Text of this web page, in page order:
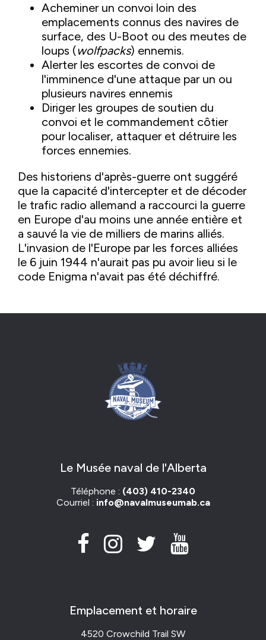
Acheminer un convoi loin des
emplacements connus des navires de
surface, des U-Boot ou des meutes de
loups (wolfpacks) ennemis.
Alerter les escortes de convoi de
l'imminence d'une attaque par un ou
plusieurs navires ennemis
Diriger les groupes de soutien du
convoi et le commandement côtier
pour localiser, attaquer et détruire les
forces ennemies.
Des historiens d'après-guerre ont suggéré
que la capacité d'intercepter et de décoder
le trafic radio allemand a raccourci la guerre
en Europe d'au moins une année entière et
a sauvé la vie de milliers de marins alliés.
L'invasion de l'Europe par les forces alliées
le 6 juin 1944 n'aurait pas pu avoir lieu si le
code Enigma n'avait pas été déchiffré.
Le Musée naval de l'Alberta
Téléphone : (403) 410-2340
Courriel : info@navalmuseumab.ca
Emplacement et horaire
4520 Crowchild Trail SW